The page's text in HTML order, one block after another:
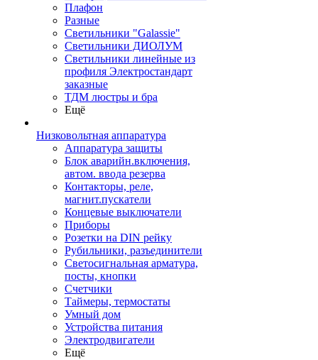
Плафон
Разные
Светильники "Galassie"
Светильники ДИОЛУМ
Светильники линейные из
профиля Электростандарт
заказные
ТДМ люстры и бра
Ещё
Низковольтная аппаратура
Аппаратура защиты
Блок аварийн.включения,
автом. ввода резерва
Контакторы, реле,
магнит.пускатели
Концевые выключатели
Приборы
Розетки на DIN рейку
Рубильники, разъединители
Светосигнальная арматура,
посты, кнопки
Счетчики
Таймеры, термостаты
Умный дом
Устройства питания
Электродвигатели
Ещё